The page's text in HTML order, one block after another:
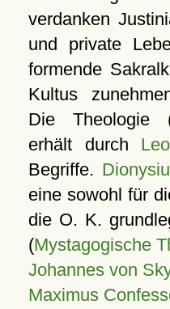
verdanken
und private
formende
Kultus
Die Theologie
erhält durch
Begriffe.
eine sowohl für
die O. K.
(Mystagogische
Johannes von
Maximus